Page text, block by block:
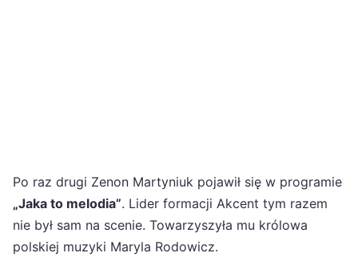
Po raz drugi Zenon Martyniuk pojawił się w programie
„Jaka to melodia”. Lider formacji Akcent tym razem
nie był sam na scenie. Towarzyszyła mu królowa
polskiej muzyki Maryla Rodowicz.